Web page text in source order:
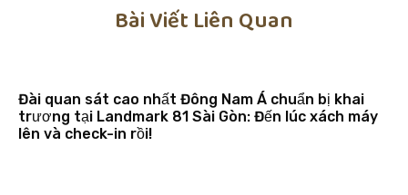
Bài Viết Liên Quan
Đài quan sát cao nhất Đông Nam Á chuẩn bị khai
trương tại Landmark 81 Sài Gòn: Đến lúc xách máy
lên và check-in rồi!